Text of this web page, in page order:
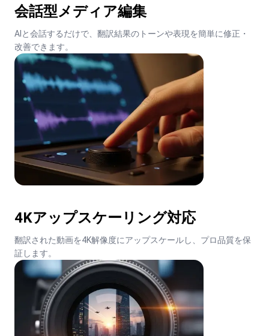
会話型メディア編集
AIと会話するだけで、翻訳結果のトーンや表現を簡単に修正・
改善できます。
4Kアップスケーリング対応
翻訳された動画を4K解像度にアップスケールし、プロ品質を保
証します。